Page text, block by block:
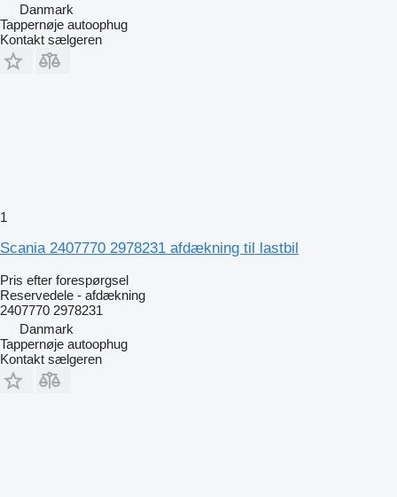
Danmark
Tappernøje autoophug
Kontakt sælgeren
1
Scania 2407770 2978231 afdækning til lastbil
Pris efter forespørgsel
Reservedele - afdækning
2407770 2978231
Danmark
Tappernøje autoophug
Kontakt sælgeren